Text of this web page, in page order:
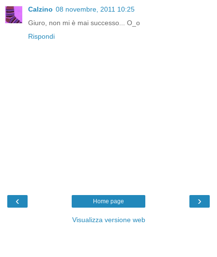
Calzino 08 novembre, 2011 10:25
Giuro, non mi è mai successo... O_o
Rispondi
‹ ›
Home page
Visualizza versione web